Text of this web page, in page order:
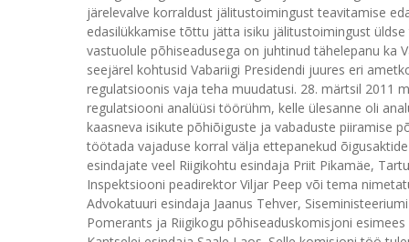
järelevalve korraldust jälitustoimingust teavitamise
edasilükkamise tõttu jätta isiku jälitustoimingust
vastuolule põhiseadusega on juhtinud tähelepanu ka
seejärel kohtusid Vabariigi Presidendi juures eri
regulatsioonis vaja teha muudatusi. 28. märtsil 2011
regulatsiooni analüüsi töörühm, kelle ülesanne oli
kaasneva isikute põhiõiguste ja vabaduste piiramise
töötada vajaduse korral välja ettepanekud
esindajate veel Riigikohtu esindaja Priit Pikamäe,
Inspektsiooni peadirektor Viljar Peep või tema
Advokatuuri esindaja Jaanus Tehver,
Pomerants ja Riigikogu põhiseaduskomisjoni